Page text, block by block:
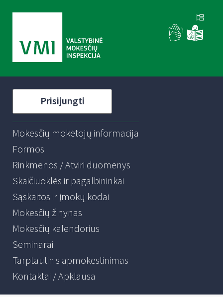
Prisijungti
Mokesčių mokėtojų informacija
Formos
Rinkmenos / Atviri duomenys
Skaičiuoklės ir pagalbininkai
Sąskaitos ir įmokų kodai
Mokesčių žinynas
Mokesčių kalendorius
Seminarai
Tarptautinis apmokestinimas
Kontaktai / Apklausa